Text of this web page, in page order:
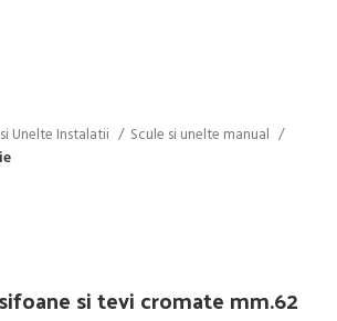
Unelte Instalatii
Scule si unelte manual
si tevi cromate mm.62